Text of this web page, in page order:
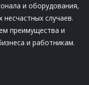
и оборудования,
случаев.
преимущества и
и работникам.